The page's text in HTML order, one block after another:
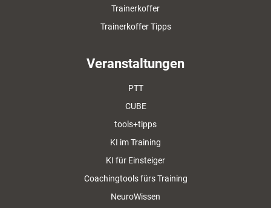
Trainerkoffer
Trainerkoffer Tipps
Veranstaltungen
PTT
CUBE
tools+tipps
KI im Training
KI für Einsteiger
Coachingtools fürs Training
NeuroWissen